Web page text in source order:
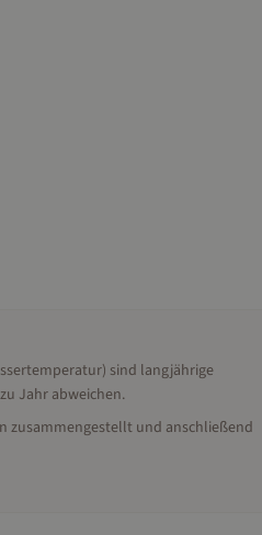
sind langjährige
Jahr abweichen.
zusammengestellt und anschließend